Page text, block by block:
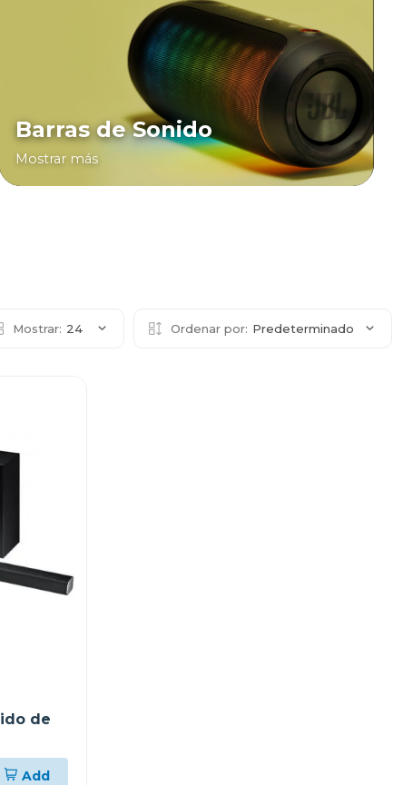
Barras de Sonido
Mostrar más
Mostrar: 24 Ordenar por: Predeterminado
de
Add